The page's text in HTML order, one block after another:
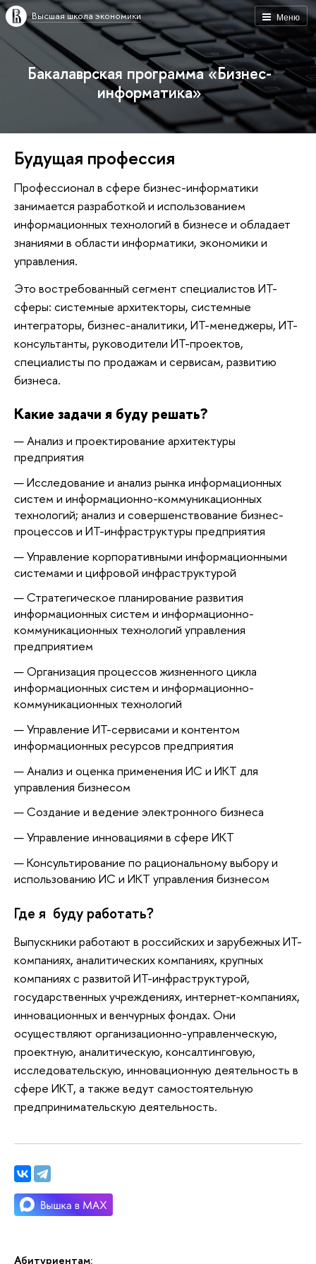
Меню
Высшая школа экономики
Бакалаврская программа «Бизнес-
информатика»
Абитуриентам:
Будущая профессия
Профессионал в сфере бизнес-информатики
занимается разработкой и использованием
информационных технологий в бизнесе и обладает
знаниями в области информатики, экономики и
управления.
Это востребованный сегмент специалистов ИТ-
сферы: системные архитекторы, системные
интеграторы, бизнес-аналитики, ИТ-менеджеры, ИТ-
консультанты, руководители ИТ-проектов,
специалисты по продажам и сервисам, развитию
бизнеса.
Какие задачи я буду решать?
Анализ и проектирование архитектуры
предприятия
Исследование и анализ рынка информационных
систем и информационно-коммуникационных
технологий; анализ и совершенствование бизнес-
процессов и ИТ-инфраструктуры предприятия
Управление корпоративными информационными
системами и цифровой инфраструктурой
Стратегическое планирование развития
информационных систем и информационно-
коммуникационных технологий управления
предприятием
Организация процессов жизненного цикла
информационных систем и информационно-
коммуникационных технологий
Управление ИТ-сервисами и контентом
информационных ресурсов предприятия
Анализ и оценка применения ИС и ИКТ для
управления бизнесом
Создание и ведение электронного бизнеса
Управление инновациями в сфере ИКТ
Консультирование по рациональному выбору и
использованию ИС и ИКТ управления бизнесом
Где я буду работать?
Выпускники работают в российских и зарубежных ИТ-
компаниях, аналитических компаниях, крупных
компаниях с развитой ИТ-инфраструктурой,
государственных учреждениях, интернет-компаниях,
инновационных и венчурных фондах. Они
осуществляют организационно-управленческую,
проектную, аналитическую, консалтинговую,
исследовательскую, инновационную деятельность в
сфере ИКТ, а также ведут самостоятельную
предпринимательскую деятельность.